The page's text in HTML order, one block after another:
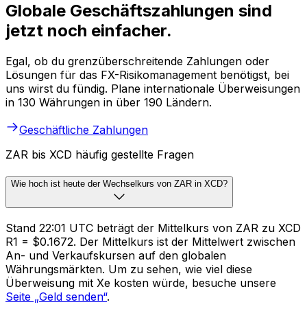
Globale Geschäftszahlungen sind
jetzt noch einfacher.
Egal, ob du grenzüberschreitende Zahlungen oder
Lösungen für das FX-Risikomanagement benötigst, bei
uns wirst du fündig. Plane internationale Überweisungen
in 130 Währungen in über 190 Ländern.
Geschäftliche Zahlungen
ZAR bis XCD häufig gestellte Fragen
Wie hoch ist heute der Wechselkurs von ZAR in XCD?
Stand 22:01 UTC beträgt der Mittelkurs von ZAR zu XCD
R1 = $0.1672. Der Mittelkurs ist der Mittelwert zwischen
An- und Verkaufskursen auf den globalen
Währungsmärkten. Um zu sehen, wie viel diese
Überweisung mit Xe kosten würde, besuche unsere
Seite „Geld senden“.